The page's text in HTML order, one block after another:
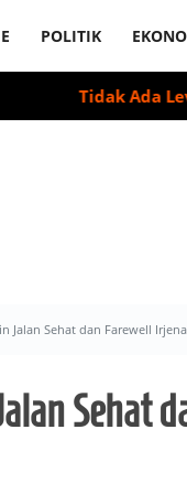
POLITIK
Ada Level
Jalan Sehat dan Farewell
Sehat